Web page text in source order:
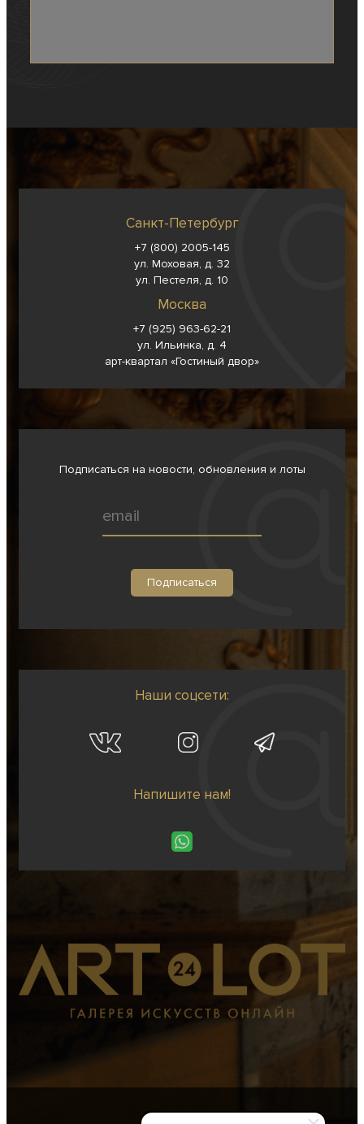
Санкт-Петербург
+7 (800) 2005-145
ул. Моховая, д. 32
ул. Пестеля, д. 10
Москва
+7 (925) 963-62-21
ул. Ильинка, д. 4
арт-квартал «Гостиный двор»
Подписаться на новости, обновления и лоты
Наши соцсети:
Напишите нам!